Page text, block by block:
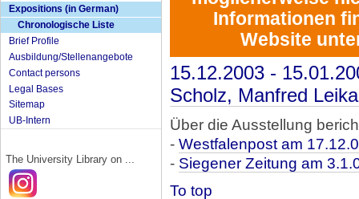
Expositions (in German)
Chronologische Liste
Brief Profile
Ausbildung/Stellenangebote
Contact persons
Legal Bases
Sitemap
UB-Intern
The University Library on ...
Informationen
Website
15.12.2003 -
Scholz, Manfred
Über die Ausstellung
- Westfalenpost am
- Siegener Zeitung am
To top